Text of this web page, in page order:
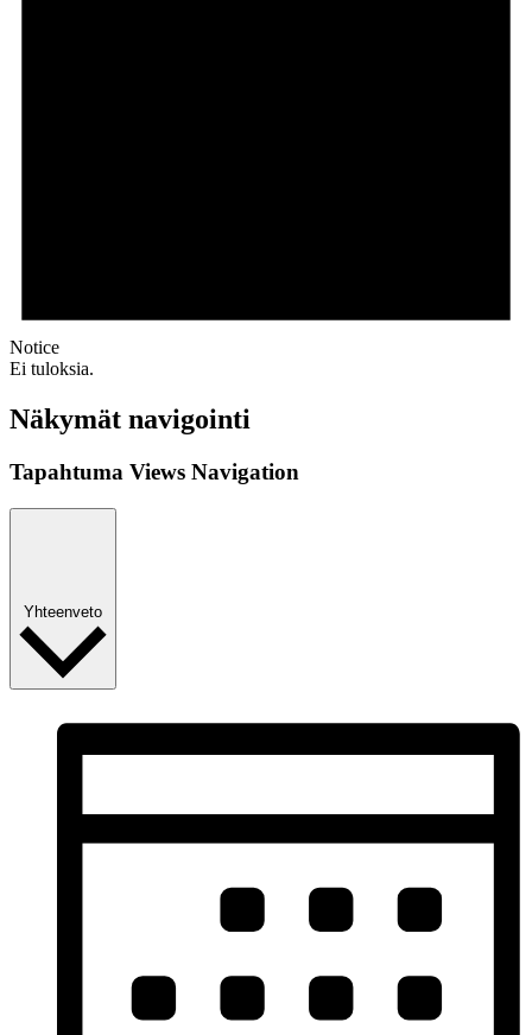
Notice
Ei tuloksia.
Näkymät navigointi
Tapahtuma Views Navigation
Yhteenveto